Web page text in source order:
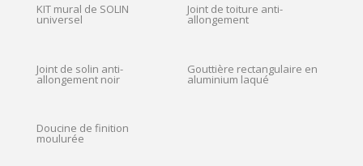
KIT mural de SOLIN
universel
Joint de toiture anti-
allongement
Joint de solin anti-
allongement noir
Gouttière rectangulaire en
aluminium laqué
Doucine de finition
moulurée